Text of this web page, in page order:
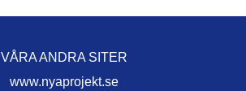
VÅRA ANDRA SITER
www.nyaprojekt.se